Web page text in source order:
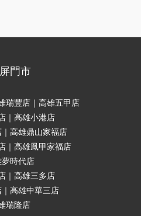
門市
瑞豐店｜高雄五甲店
｜高雄小港店
高雄鼎山家福店
｜高雄鳳甲家福店
時代店
｜高雄三多店
高雄中華三店
瑞隆店